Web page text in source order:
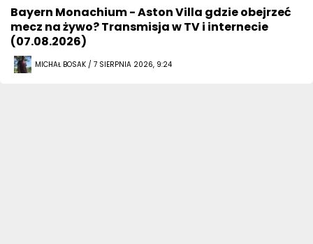
Bayern Monachium - Aston Villa gdzie obejrzeć
mecz na żywo? Transmisja w TV i internecie
(07.08.2026)
MICHAŁ BOSAK / 7 SIERPNIA 2026, 9:24